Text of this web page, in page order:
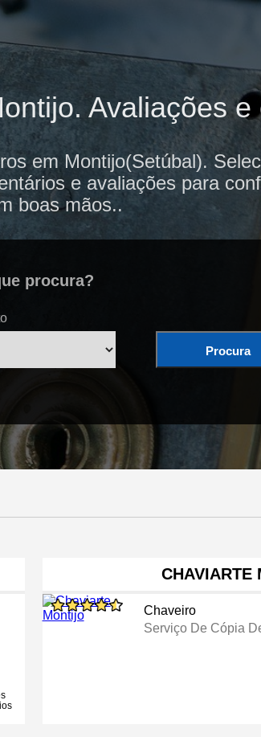
Avaliações
em Montijo(Setúbal).
e avaliações para
boas mãos..
procura?
Procura
CHAVIARTE
Chaveiro
Serviço De Cópia